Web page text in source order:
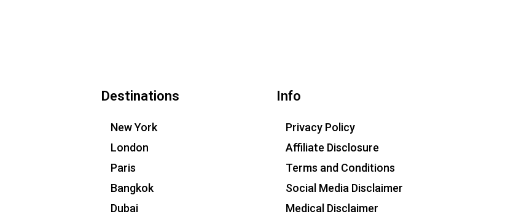
Destinations
New York
London
Paris
Bangkok
Dubai
Info
Privacy Policy
Affiliate Disclosure
Terms and Conditions
Social Media Disclaimer
Medical Disclaimer